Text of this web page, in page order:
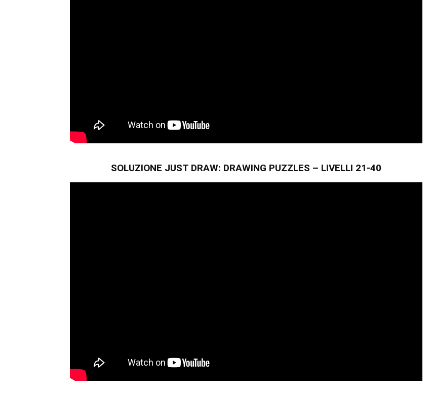
SOLUZIONE JUST DRAW: DRAWING PUZZLES – LIVELLI 21-40